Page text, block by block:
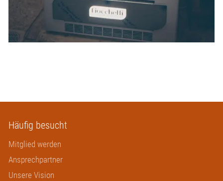
Häufig besucht
Mitglied werden
Ansprechpartner
Unsere Vision